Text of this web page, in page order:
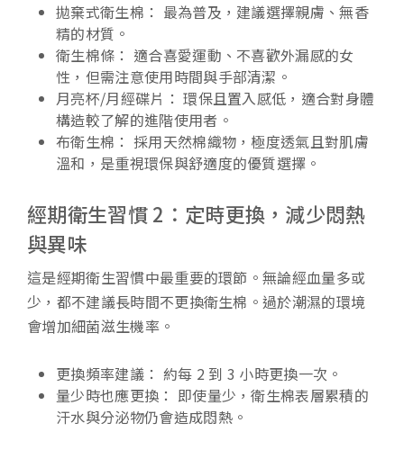
拋棄式衛生棉： 最為普及，建議選擇親膚、無香
精的材質。
衛生棉條： 適合喜愛運動、不喜歡外漏感的女
性，但需注意使用時間與手部清潔。
月亮杯/月經碟片： 環保且置入感低，適合對身體
構造較了解的進階使用者。
布衛生棉： 採用天然棉織物，極度透氣且對肌膚
溫和，是重視環保與舒適度的優質選擇。
經期衛生習慣 2：定時更換，減少悶熱
與異味
這是經期衛生習慣中最重要的環節。無論經血量多或
少，都不建議長時間不更換衛生棉。過於潮濕的環境
會增加細菌滋生機率。
更換頻率建議： 約每 2 到 3 小時更換一次。
量少時也應更換： 即使量少，衛生棉表層累積的
汗水與分泌物仍會造成悶熱。